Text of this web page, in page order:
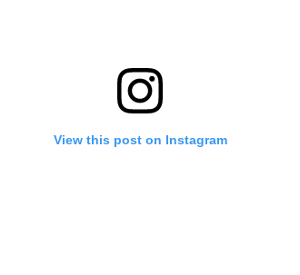
View this post on Instagram